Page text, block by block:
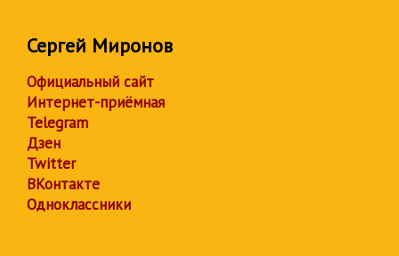
Сергей Миронов
Официальный сайт
Интернет-приёмная
Telegram
Дзен
Twitter
ВКонтакте
Одноклассники